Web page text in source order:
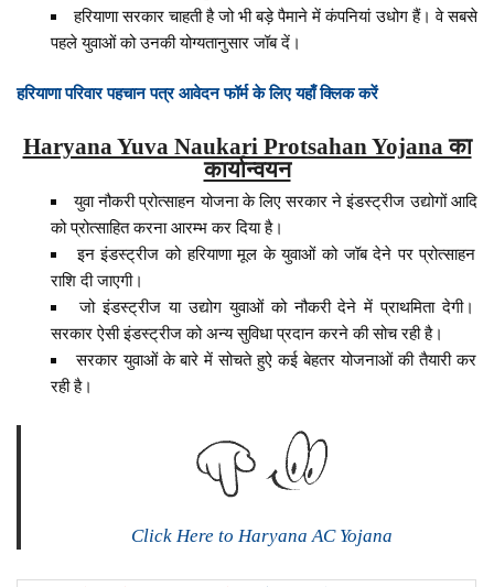
हरियाणा सरकार चाहती है जो भी बड़े पैमाने में कंपनियां उधोग हैं। वे सबसे
पहले युवाओं को उनकी योग्यतानुसार जॉब दें।
हरियाणा परिवार पहचान पत्र आवेदन फॉर्म के लिए यहाँ क्लिक करें
Haryana Yuva Naukari Protsahan Yojana का
कार्यान्वयन
युवा नौकरी प्रोत्साहन योजना के लिए सरकार ने इंडस्ट्रीज उद्योगों आदि
को प्रोत्साहित करना आरम्भ कर दिया है।
इन इंडस्ट्रीज को हरियाणा मूल के युवाओं को जॉब देने पर प्रोत्साहन
राशि दी जाएगी।
जो इंडस्ट्रीज या उद्योग युवाओं को नौकरी देने में प्राथमिता देगी।
सरकार ऐसी इंडस्ट्रीज को अन्य सुविधा प्रदान करने की सोच रही है।
सरकार युवाओं के बारे में सोचते हुऐ कई बेहतर योजनाओं की तैयारी कर
रही है।
Click Here to Haryana AC Yojana